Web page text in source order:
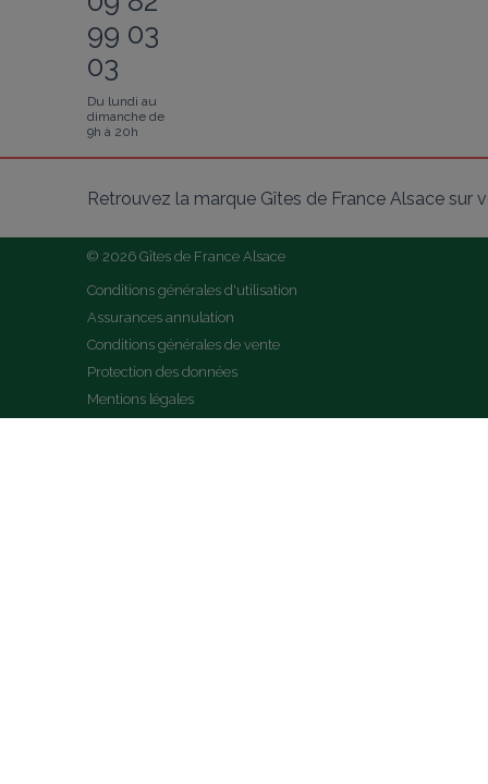
99 03
03
Du lundi au
dimanche de
9h à 20h
Retrouvez la marque Gîtes de France Alsace sur
© 2026 Gîtes de France Alsace
Conditions générales d'utilisation
Assurances annulation
Conditions générales de vente
Protection des données
Mentions légales